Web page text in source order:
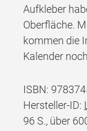
Aufkleber
Oberfläche.
kommen die
Kalender
ISBN:
Hersteller-ID:
96 S., über